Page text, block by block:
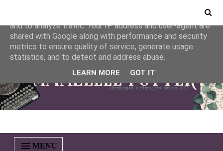
MENU
This site uses cookies from Google to deliver its services
and to analyze traffic. Your IP address and user-agent are
shared with Google along with performance and security
metrics to ensure quality of service, generate usage
statistics, and to detect and address abuse.
LEARN MORE GOT IT